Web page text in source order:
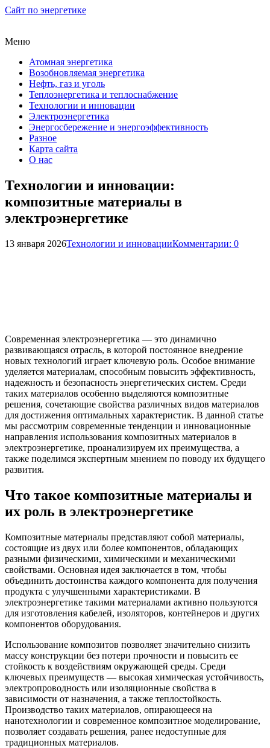
Сайт по энергетике
Меню
Атомная энергетика
Возобновляемая энергетика
Нефть, газ и уголь
Теплоэнергетика и теплоснабжение
Технологии и инновации
Электроэнергетика
Энергосбережение и энергоэффективность
Разное
Карта сайта
О нас
Технологии и инновации:
композитные материалы в
электроэнергетике
13 января 2026Технологии и инновацииКомментарии: 0
Современная электроэнергетика — это динамично
развивающаяся отрасль, в которой постоянное внедрение
новых технологий играет ключевую роль. Особое внимание
уделяется материалам, способным повысить эффективность,
надежность и безопасность энергетических систем. Среди
таких материалов особенно выделяются композитные
решения, сочетающие свойства различных видов материалов
для достижения оптимальных характеристик. В данной статье
мы рассмотрим современные тенденции и инновационные
направления использования композитных материалов в
электроэнергетике, проанализируем их преимущества, а
также поделимся экспертным мнением по поводу их будущего
развития.
Что такое композитные материалы и
их роль в электроэнергетике
Композитные материалы представляют собой материалы,
состоящие из двух или более компонентов, обладающих
разными физическими, химическими и механическими
свойствами. Основная идея заключается в том, чтобы
объединить достоинства каждого компонента для получения
продукта с улучшенными характеристиками. В
электроэнергетике такими материалами активно пользуются
для изготовления кабелей, изоляторов, контейнеров и других
компонентов оборудования.
Использование композитов позволяет значительно снизить
массу конструкции без потери прочности и повысить ее
стойкость к воздействиям окружающей среды. Среди
ключевых преимуществ — высокая химическая устойчивость,
электропроводность или изоляционные свойства в
зависимости от назначения, а также теплостойкость.
Производство таких материалов, опирающееся на
нанотехнологии и современное композитное моделирование,
позволяет создавать решения, ранее недоступные для
традиционных материалов.